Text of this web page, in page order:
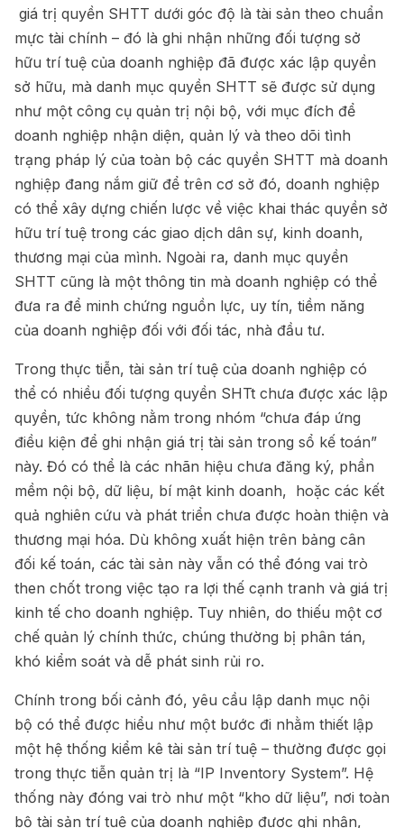
giá trị quyền SHTT dưới góc độ là tài sản theo chuẩn
mực tài chính – đó là ghi nhận những đối tượng sở
hữu trí tuệ của doanh nghiệp đã được xác lập quyền
sở hữu, mà danh mục quyền SHTT sẽ được sử dụng
như một công cụ quản trị nội bộ, với mục đích để
doanh nghiệp nhận diện, quản lý và theo dõi tình
trạng pháp lý của toàn bộ các quyền SHTT mà doanh
nghiệp đang nắm giữ để trên cơ sở đó, doanh nghiệp
có thể xây dựng chiến lược về việc khai thác quyền sở
hữu trí tuệ trong các giao dịch dân sự, kinh doanh,
thương mại của mình. Ngoài ra, danh mục quyền
SHTT cũng là một thông tin mà doanh nghiệp có thể
đưa ra để minh chứng nguồn lực, uy tín, tiềm năng
của doanh nghiệp đối với đối tác, nhà đầu tư.
Trong thực tiễn, tài sản trí tuệ của doanh nghiệp có
thể có nhiều đối tượng quyền SHTt chưa được xác lập
quyền, tức không nằm trong nhóm “chưa đáp ứng
điều kiện để ghi nhận giá trị tài sản trong sổ kế toán”
này. Đó có thể là các nhãn hiệu chưa đăng ký, phần
mềm nội bộ, dữ liệu, bí mật kinh doanh, hoặc các kết
quả nghiên cứu và phát triển chưa được hoàn thiện và
thương mại hóa. Dù không xuất hiện trên bảng cân
đối kế toán, các tài sản này vẫn có thể đóng vai trò
then chốt trong việc tạo ra lợi thế cạnh tranh và giá trị
kinh tế cho doanh nghiệp. Tuy nhiên, do thiếu một cơ
chế quản lý chính thức, chúng thường bị phân tán,
khó kiểm soát và dễ phát sinh rủi ro.
Chính trong bối cảnh đó, yêu cầu lập danh mục nội
bộ có thể được hiểu như một bước đi nhằm thiết lập
một hệ thống kiểm kê tài sản trí tuệ – thường được gọi
trong thực tiễn quản trị là “IP Inventory System”. Hệ
thống này đóng vai trò như một “kho dữ liệu”, nơi toàn
bộ tài sản trí tuệ của doanh nghiệp được ghi nhận,